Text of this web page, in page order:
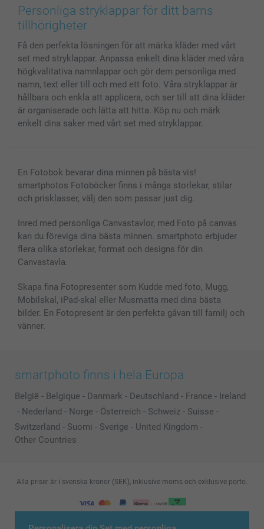
Bilder, Fotoförstoring & Fotohäften
Skal till Mobil & Surfplatta
Fotoalmanackor & Fotoagenda
Fotoramar & Tillbehör
Presentkort
Alla fotoprodukter
Cookie Policy
Sitemap
Investor Relations
smartgaranti
smartbonus
Status på beställningar
Personliga stryklappar för ditt barns
tillhörigheter
Få den perfekta lösningen för att märka kläder med vårt
set med stryklappar. Anpassa enkelt dina kläder med våra
högkvalitativa namnlappar och gör dem personliga med
namn, text eller till och med ett foto. Våra stryklappar är
hållbara och enkla att applicera, och ser till att dina kläder
är organiserade och lätta att hitta. Köp nu och märk
enkelt dina saker med vårt set med stryklappar.
En Fotobok bevarar dina minnen på bästa vis!
smartphotos Fotoböcker finns i många storlekar, stilar
och prisklasser, välj den som passar just dig.
Inred med personliga Canvastavlor, med Foto på canvas
kan du föreviga dina bästa minnen. smartphoto erbjuder
flera olika storlekar, format och designs för din
Canvastavla.
Skapa fina Fotopresenter som Kudde med foto, Mugg,
Mobilskal, iPad-skal eller Musmatta med dina bästa
bilder. En Fotopresent är den perfekta gåvan till familj och
vänner.
smartphoto finns i hela Europa
België - Belgique - Danmark - Deutschland - France - Ireland
- Nederland - Norge - Österreich - Schweiz - Suisse -
Switzerland - Suomi - Sverige - United Kingdom -
Other Countries
© smartphoto group. All rights reserved
Alla priser är i svenska kronor (SEK), inklusive moms och exklusive porto.